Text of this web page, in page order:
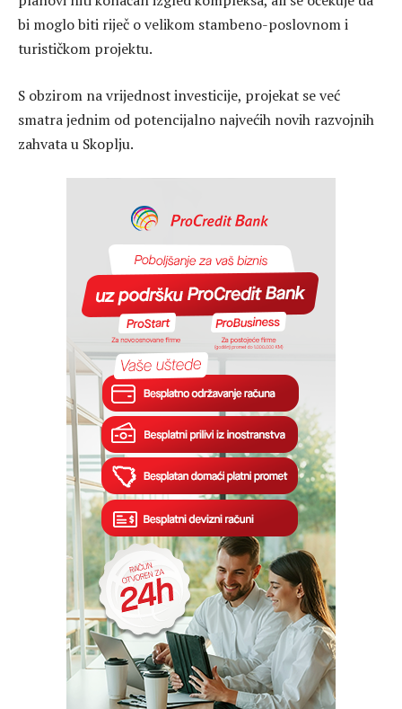
bi moglo biti riječ o velikom stambeno-poslovnom i
turističkom projektu.
S obzirom na vrijednost investicije, projekat se već
smatra jednim od potencijalno najvećih novih razvojnih
zahvata u Skoplju.